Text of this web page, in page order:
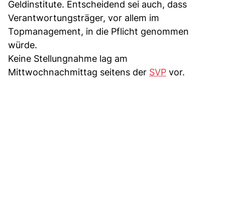
Geldinstitute. Entscheidend sei auch, dass
Verantwortungsträger, vor allem im
Topmanagement, in die Pflicht genommen
würde.
Keine Stellungnahme lag am
Mittwochnachmittag seitens der SVP vor.